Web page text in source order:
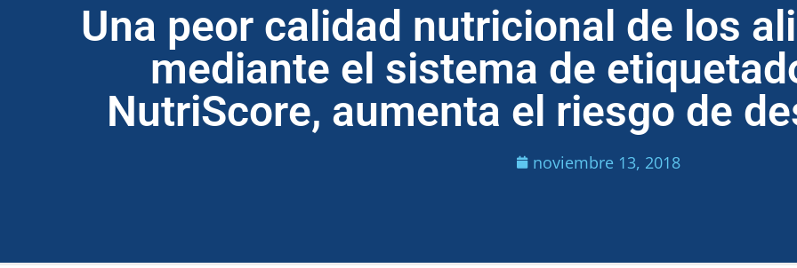
Una peor calidad nutricional de los
mediante el sistema de
NutriScore, aumenta el riesgo de
noviembre 13, 2018